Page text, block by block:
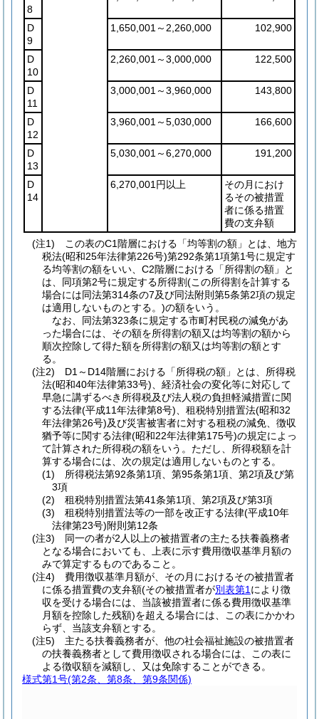
8
D
9
1,650,001～2,260,000 102,900
D
10
2,260,001～3,000,000 122,500
D
11
3,000,001～3,960,000 143,800
D
12
3,960,001～5,030,000 166,600
D
13
5,030,001～6,270,000 191,200
D
14
6,270,001円以上
その月におけ
るその被措置
者に係る措置
費の支弁額
(注1) この表のC1階層における「均等割の額」とは、地方
税法(昭和25年法律第226号)第292条第1項第1号に規定す
る均等割の額をいい、C2階層における「所得割の額」と
は、同項第2号に規定する所得割(この所得割を計算する
場合には同法第314条の7及び同法附則第5条第2項の規定
は適用しないものとする。)の額をいう。
なお、同法第323条に規定する市町村民税の減免があ
った場合には、その額を所得割の額又は均等割の額から
順次控除して得た額を所得割の額又は均等割の額とす
る。
(注2) D1～D14階層における「所得税の額」とは、所得税
法(昭和40年法律第33号)、経済社会の変化等に対応して
早急に講ずるべき所得税及び法人税の負担軽減措置に関
する法律(平成11年法律第8号)、租税特別措置法(昭和32
年法律第26号)及び災害被害者に対する租税の減免、徴収
猶予等に関する法律(昭和22年法律第175号)の規定によっ
て計算された所得税の額をいう。ただし、所得税額を計
算する場合には、次の規定は適用しないものとする。
(1) 所得税法第92条第1項、第95条第1項、第2項及び第
3項
(2) 租税特別措置法第41条第1項、第2項及び第3項
(3) 租税特別措置法等の一部を改正する法律(平成10年
法律第23号)附則第12条
(注3) 同一の者が2人以上の被措置者の主たる扶養義務者
となる場合においても、上表に示す費用徴収基準月額の
みで算定するものであること。
(注4) 費用徴収基準月額が、その月におけるその被措置者
に係る措置費の支弁額(その被措置者が別表第1 により徴
収を受ける場合には、当該被措置者に係る費用徴収基準
月額を控除した残額)を超える場合には、この表にかかわ
らず、当該支弁額とする。
(注5) 主たる扶養義務者が、他の社会福祉施設の被措置者
の扶養義務者として費用徴収される場合には、この表に
よる徴収額を減額し、又は免除することができる。
様式第1号(第2条、第8条、第9条関係)